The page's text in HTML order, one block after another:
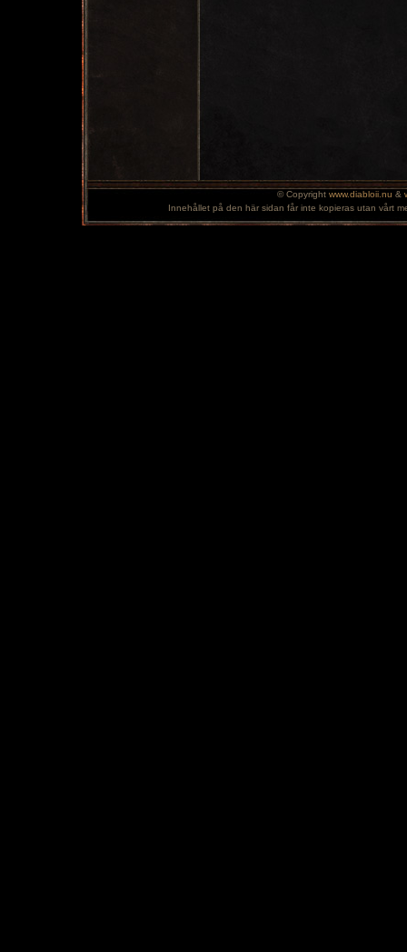
© Copyright www.diabloii.nu &
Innehållet på den här sidan får inte kopieras utan vårt